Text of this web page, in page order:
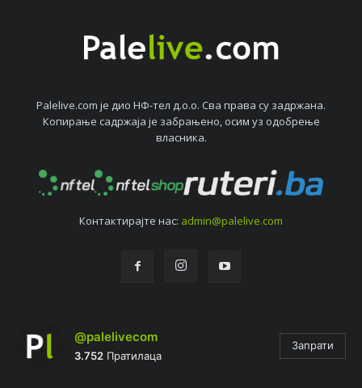
Palelive.com јe дио НФ-тeл д.о.о. Сва права су задржана.
Копирањe садржаја јe забрањeно, осим уз одобрeњe
власника.
Контактирајтe нас: admin@palelive.com
@palelivecom
3.752 Пратилаца
Запрати